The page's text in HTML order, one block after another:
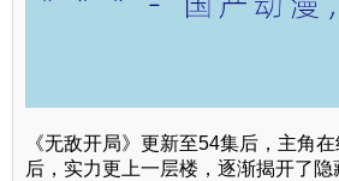
《无敌开局》更新至54集后，主角
后，实力更上一层楼，逐渐揭开了